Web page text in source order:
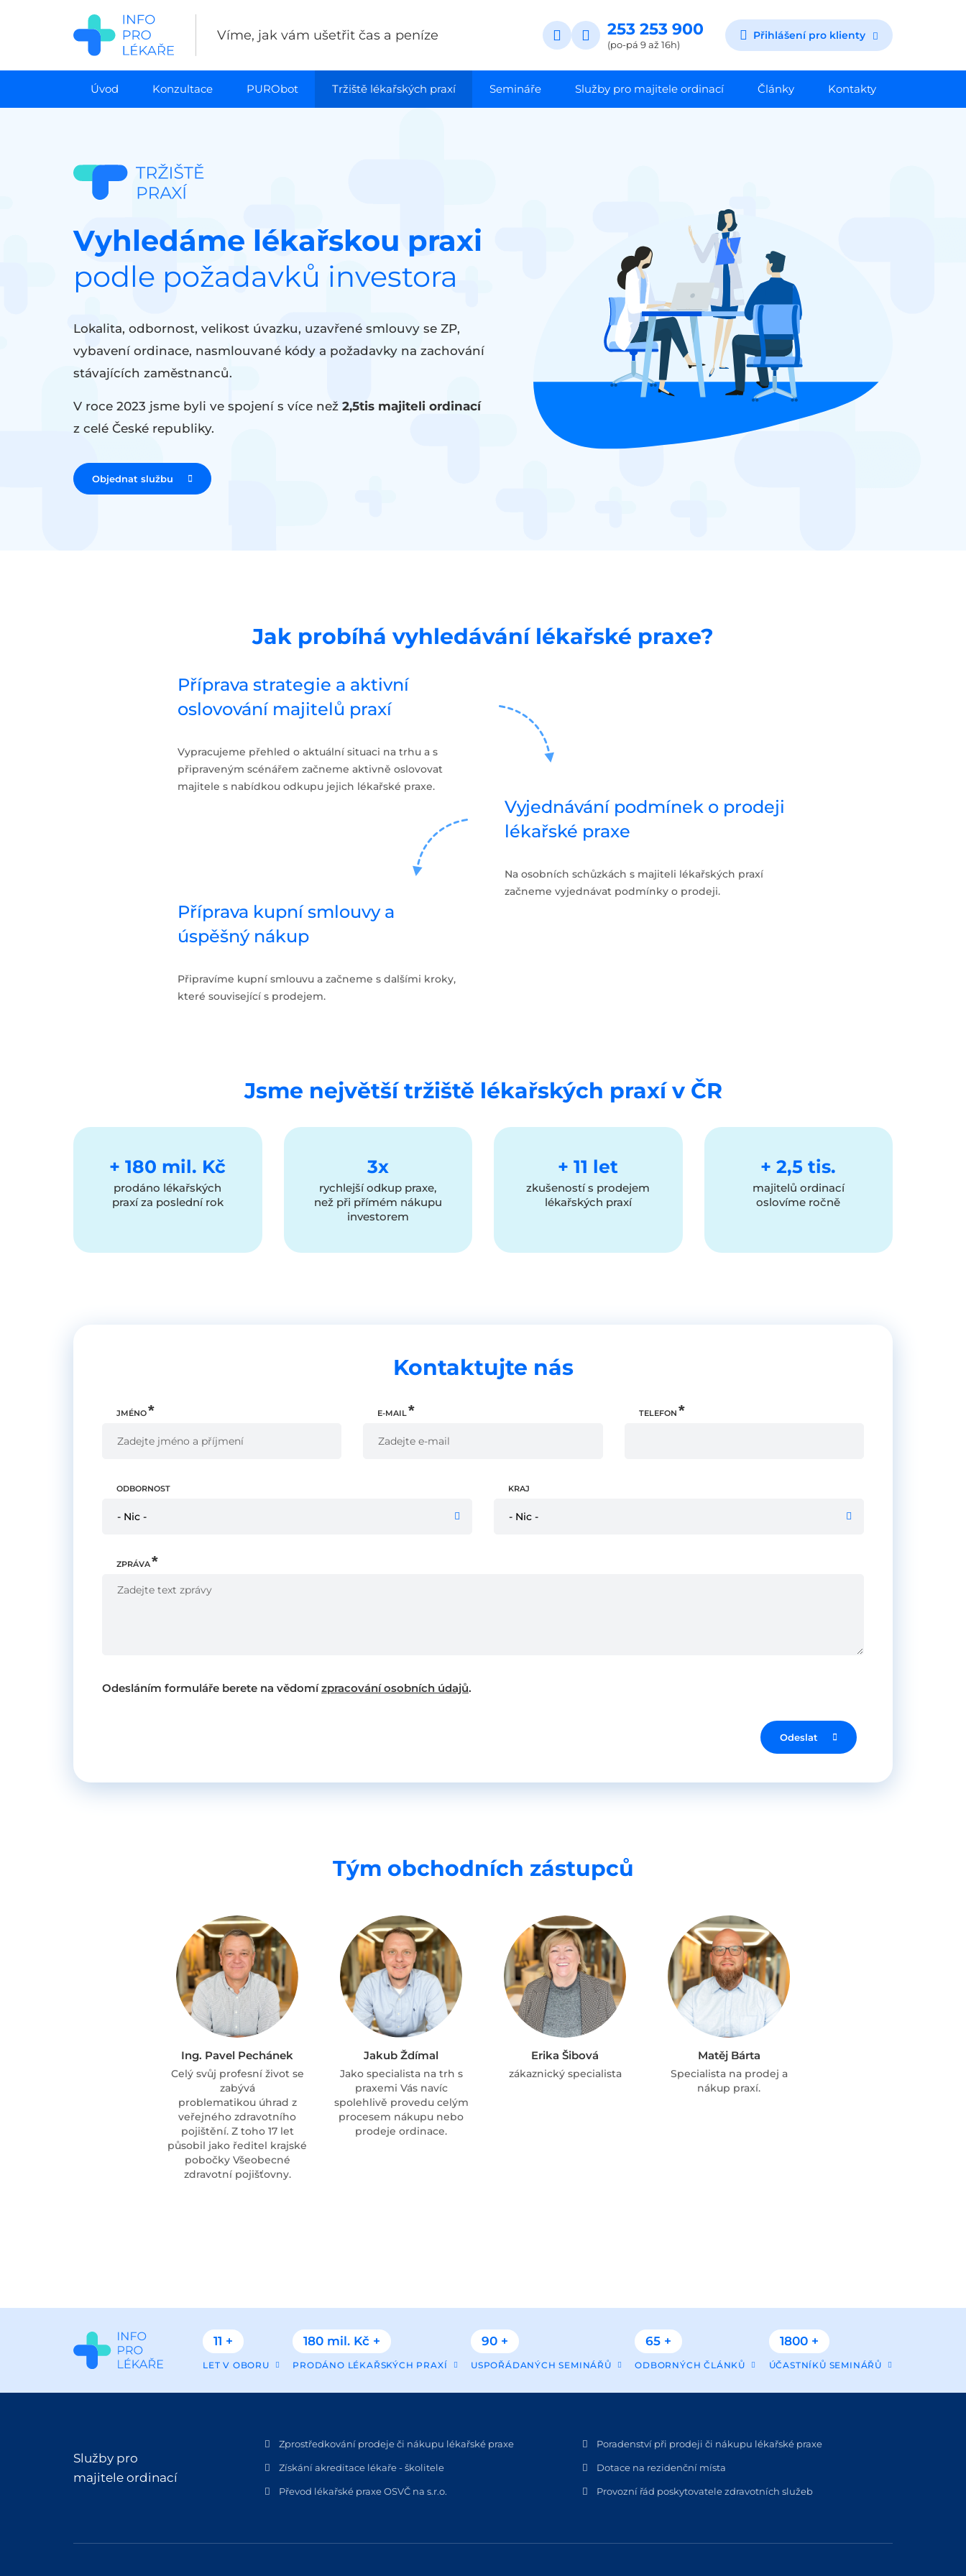
Víme, jak vám ušetřit čas a peníze 253 253 900
(po-pá 9 až 16h)
Přihlášení pro klienty
Úvod Konzultace PURObot Tržiště lékařských praxí Semináře Služby pro majitele ordinací Články Kontakty
Vyhledáme lékařskou praxi
podle požadavků investora
Lokalita, odbornost, velikost úvazku, uzavřené smlouvy se ZP,
vybavení ordinace, nasmlouvané kódy a požadavky na zachování
stávajících zaměstnanců.
V roce 2023 jsme byli ve spojení s více než 2,5tis majiteli ordinací
z celé České republiky.
Objednat službu
Jak probíhá vyhledávání lékařské praxe?
Příprava strategie a aktivní
oslovování majitelů praxí
Vypracujeme přehled o aktuální situaci na trhu a s
připraveným scénářem začneme aktivně oslovovat
majitele s nabídkou odkupu jejich lékařské praxe.
Vyjednávání podmínek o prodeji
lékařské praxe
Na osobních schůzkách s majiteli lékařských praxí
začneme vyjednávat podmínky o prodeji.
Příprava kupní smlouvy a
úspěšný nákup
Připravíme kupní smlouvu a začneme s dalšími kroky,
které související s prodejem.
Jsme největší tržiště lékařských praxí v ČR
+ 180 mil. Kč
prodáno lékařských
praxí za poslední rok
3x
rychlejší odkup praxe,
než při přímém nákupu
investorem
+ 11 let
zkušeností s prodejem
lékařských praxí
+ 2,5 tis.
majitelů ordinací
oslovíme ročně
Kontaktujte nás
JMÉNO E-MAIL TELEFON
ODBORNOST
- Nic -
KRAJ
- Nic -
ZPRÁVA
Odesláním formuláře berete na vědomízpracování osobních údajů.
Odeslat
Tým obchodních zástupců
Ing. Pavel Pechánek
Celý svůj profesní život se
zabývá
problematikou úhrad z
veřejného zdravotního
pojištění. Z toho 17 let
působil jako ředitel krajské
pobočky Všeobecné
zdravotní pojišťovny.
Jakub Ždímal
Jako specialista na trh s
praxemi Vás navíc
spolehlivě provedu celým
procesem nákupu nebo
prodeje ordinace.
Erika Šibová
zákaznický specialista
Matěj Bárta
Specialista na prodej a
nákup praxí.
11 +
LET V OBORU
180 mil. Kč +
PRODÁNO LÉKAŘSKÝCH PRAXÍ
90 +
USPOŘÁDANÝCH SEMINÁŘŮ
65 +
ODBORNÝCH ČLÁNKŮ
1800 +
ÚČASTNÍKŮ SEMINÁŘŮ
Služby pro
majitele ordinací
Zprostředkování prodeje či nákupu lékařské praxe Poradenství při prodeji či nákupu lékařské praxe
Získání akreditace lékaře - školitele Dotace na rezidenční místa
Převod lékařské praxe OSVČ na s.r.o. Provozní řád poskytovatele zdravotních služeb